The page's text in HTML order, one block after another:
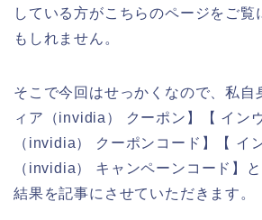
している方がこちらのページをご覧
もしれません。
そこで今回はせっかくなので、私自
ィア（invidia） クーポン】【 イン
（invidia） クーポンコード】【 イ
（invidia） キャンペーンコード】
結果を記事にさせていただきます。